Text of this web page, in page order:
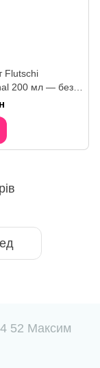
Flutschi
200 мл — без
52 Максим